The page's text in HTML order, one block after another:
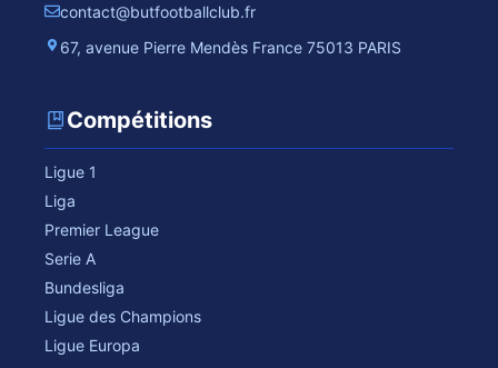
contact@butfootballclub.fr
67, avenue Pierre Mendès France 75013 PARIS
Compétitions
Ligue 1
Liga
Premier League
Serie A
Bundesliga
Ligue des Champions
Ligue Europa